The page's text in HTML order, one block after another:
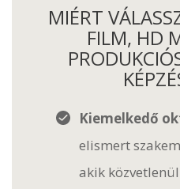
MIÉRT
FILM, HD
Kiemelkedő
elismert
akik